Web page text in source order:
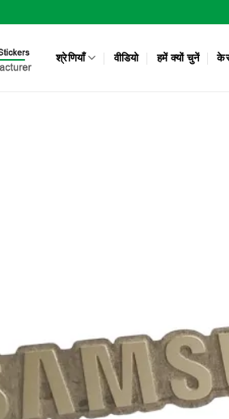
श्रेणियाँ वीडियो हमें क्यों चुनें